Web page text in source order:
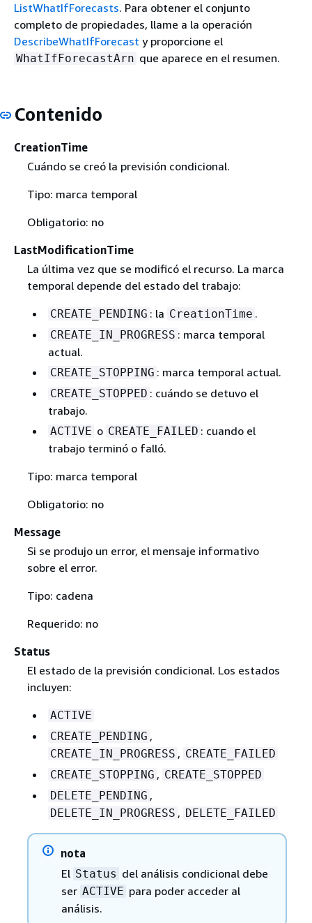
ListWhatIfForecasts. Para obtener el conjunto
completo de propiedades, llame a la operación
DescribeWhatIfForecast y proporcione el
WhatIfForecastArn que aparece en el resumen.
Contenido
CreationTime
Cuándo se creó la previsión condicional.
Tipo: marca temporal
Obligatorio: no
LastModificationTime
La última vez que se modificó el recurso. La marca
temporal depende del estado del trabajo:
CREATE_PENDING : la CreationTime .
CREATE_IN_PROGRESS : marca temporal
actual.
CREATE_STOPPING : marca temporal actual.
CREATE_STOPPED : cuándo se detuvo el
trabajo.
ACTIVE o CREATE_FAILED : cuando el
trabajo terminó o falló.
Tipo: marca temporal
Obligatorio: no
Message
Si se produjo un error, el mensaje informativo
sobre el error.
Tipo: cadena
Requerido: no
Status
El estado de la previsión condicional. Los estados
incluyen:
ACTIVE
CREATE_PENDING ,
CREATE_IN_PROGRESS , CREATE_FAILED
CREATE_STOPPING , CREATE_STOPPED
DELETE_PENDING ,
DELETE_IN_PROGRESS , DELETE_FAILED
nota
El Status del análisis condicional debe
ser ACTIVE para poder acceder al
análisis.